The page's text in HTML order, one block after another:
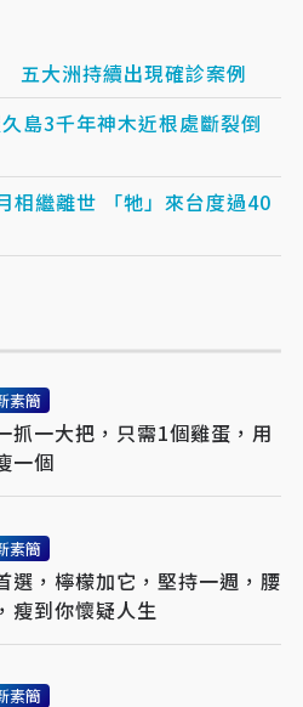
五大洲持續出現確診案例
島3千年神木近根處斷裂倒
相繼離世 「牠」來台度過40
素簡
抓一大把，只需1個雞蛋，用
一個
素簡
選，檸檬加它，堅持一週，腰
瘦到你懷疑人生
素簡